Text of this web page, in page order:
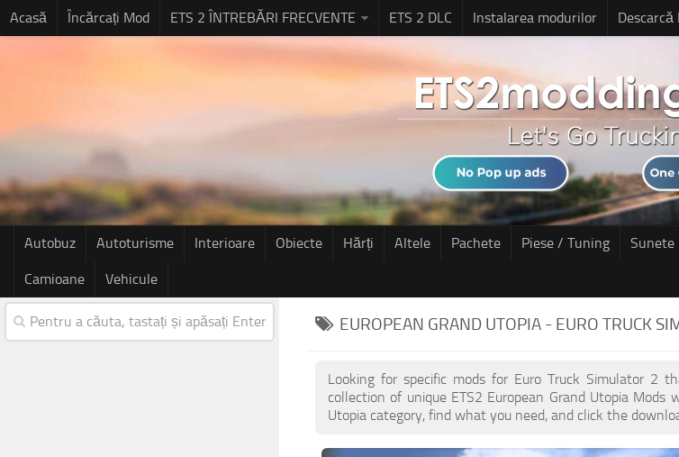
Acasă Încărcați Mod ETS 2 ÎNTREBĂRI FRECVENTE ETS 2 DLC Instalarea modurilor Descarcă
Autobuz Autoturisme Interioare Obiecte Hărți Altele Pachete Piese / Tuning Sunete
Camioane Vehicule
EUROPEAN GRAND UTOPIA - EURO TRUCK
Looking for specific mods for Euro Truck Simulator 2
collection of unique ETS2 European Grand Utopia
Utopia category, find what you need, and click the